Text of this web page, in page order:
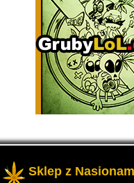
informacje o
Sklep z